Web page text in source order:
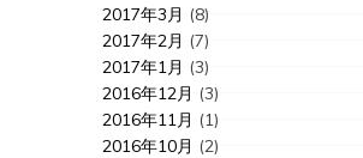
2017年3月 (8)
2017年2月 (7)
2017年1月 (3)
2016年12月 (3)
2016年11月 (1)
2016年10月 (2)